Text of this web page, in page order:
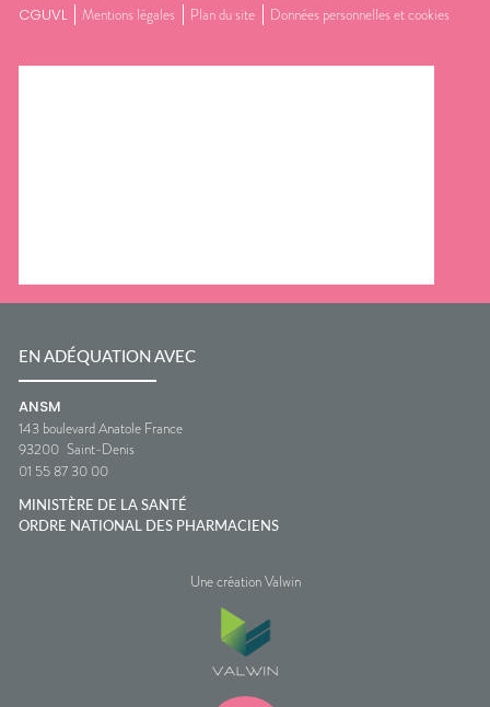
CGUVL Mentions légales Plan du site Données personnelles et cookies
EN ADÉQUATION AVEC
ANSM
143 boulevard Anatole France
93200 Saint-Denis
01 55 87 30 00
MINISTÈRE DE LA SANTÉ
ORDRE NATIONAL DES PHARMACIENS
Une création Valwin